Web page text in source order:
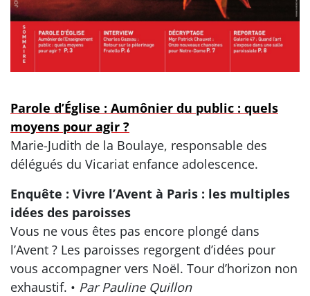
Parole d’Église : Aumônier du public : quels
moyens pour agir ?
Marie-Judith de la Boulaye, responsable des
délégués du Vicariat enfance adolescence.
Enquête : Vivre l’Avent à Paris : les multiples
idées des paroisses
Vous ne vous êtes pas encore plongé dans
l’Avent ? Les paroisses regorgent d’idées pour
vous accompagner vers Noël. Tour d’horizon non
exhaustif. • Par Pauline Quillon